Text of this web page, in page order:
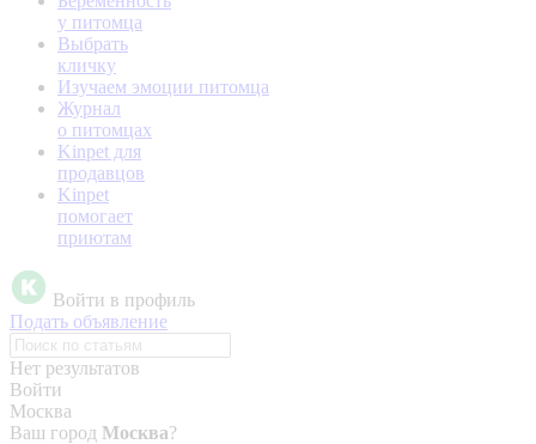
у питомца
Выбрать
кличку
Изучаем эмоции питомца
Журнал
о питомцах
Kinpet для
продавцов
Kinpet
помогает
приютам
Войти в профиль
Подать объявление
Нет результатов
Войти
Москва
Ваш город Москва?